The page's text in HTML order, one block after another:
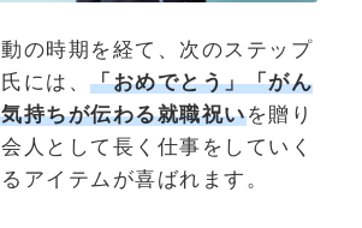
の時期を経て、次のステップ
には、 「おめでとう」「がん
持ちが伝わる就職祝いを贈り
人として長く仕事をしていく
アイテムが喜ばれます。